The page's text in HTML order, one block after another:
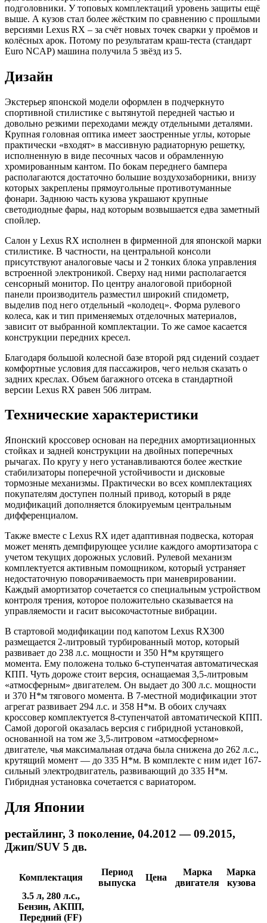
подголовники. У топовых комплектаций уровень защиты ещё
выше. А кузов стал более жёстким по сравнению с прошлыми
версиями Lexus RX – за счёт новых точек сварки у проёмов и
колёсных арок. Потому по результатам краш-теста (стандарт
Euro NCAP) машина получила 5 звёзд из 5.
Дизайн
Экстерьер японской модели оформлен в подчеркнуто
спортивной стилистике с вытянутой передней частью и
довольно резкими переходами между отдельными деталями.
Крупная головная оптика имеет заостренные углы, которые
практически «входят» в массивную радиаторную решетку,
исполненную в виде песочных часов и обрамленную
хромированным кантом. По бокам переднего бампера
располагаются достаточно большие воздухозаборники, внизу
которых закреплены прямоугольные противотуманные
фонари. Заднюю часть кузова украшают крупные
светодиодные фары, над которым возвышается едва заметный
спойлер.
Салон у Lexus RX исполнен в фирменной для японской марки
стилистике. В частности, на центральной консоли
присутствуют аналоговые часы и 2 тонких блока управления
встроенной электроникой. Сверху над ними располагается
сенсорный монитор. По центру аналоговой приборной
панели производитель разместил широкий спидометр,
выделив под него отдельный «колодец». Форма рулевого
колеса, как и тип применяемых отделочных материалов,
зависит от выбранной комплектации. То же самое касается
конструкции передних кресел.
Благодаря большой колесной базе второй ряд сидений создает
комфортные условия для пассажиров, чего нельзя сказать о
задних креслах. Объем багажного отсека в стандартной
версии Lexus RX равен 506 литрам.
Технические характеристики
Японский кроссовер основан на передних амортизационных
стойках и задней конструкции на двойных поперечных
рычагах. По кругу у него устанавливаются более жесткие
стабилизаторы поперечной устойчивости и дисковые
тормозные механизмы. Практически во всех комплектациях
покупателям доступен полный привод, который в ряде
модификаций дополняется блокируемым центральным
дифференциалом.
Также вместе с Lexus RX идет адаптивная подвеска, которая
может менять демпфирующее усилие каждого амортизатора с
учетом текущих дорожных условий. Рулевой механизм
комплектуется активным помощником, который устраняет
недостаточную поворачиваемость при маневрировании.
Каждый амортизатор сочетается со специальным устройством
контроля трения, которое положительно сказывается на
управляемости и гасит высокочастотные вибрации.
В стартовой модификации под капотом Lexus RX300
размещается 2-литровый турбированный мотор, который
развивает до 238 л.с. мощности и 350 Н*м крутящего
момента. Ему положена только 6-ступенчатая автоматическая
КПП. Чуть дороже стоит версия, оснащаемая 3,5-литровым
«атмосферным» двигателем. Он выдает до 300 л.с. мощности
и 370 Н*м тягового момента. В 7-местной модификации этот
агрегат развивает 294 л.с. и 358 Н*м. В обоих случаях
кроссовер комплектуется 8-ступенчатой автоматической КПП.
Самой дорогой оказалась версия с гибридной установкой,
основанной на том же 3,5-литровом «атмосферном»
двигателе, чья максимальная отдача была снижена до 262 л.с.,
крутящий момент — до 335 Н*м. В комплекте с ним идет 167-
сильный электродвигатель, развивающий до 335 Н*м.
Гибридная установка сочетается с вариатором.
Для Японии
рестайлинг, 3 поколение, 04.2012 — 09.2015,
Джип/SUV 5 дв.
Комплектация
Период
выпуска
Цена
Марка
двигателя
Марка
кузова
3.5 л, 280 л.с.,
Бензин, АКПП,
Передний (FF)